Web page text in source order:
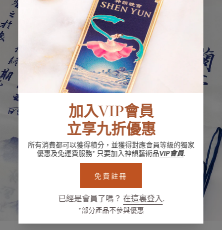
加入VIP會員
立享九折優惠
所有消費都可以獲得積分，並獲得對應會員等級的獨家
優惠及免運費服務* 只要加入神韻藝術品VIP會員.
免費註冊
已經是會員了嗎？ 在這裏登入
*部分產品不參與優惠